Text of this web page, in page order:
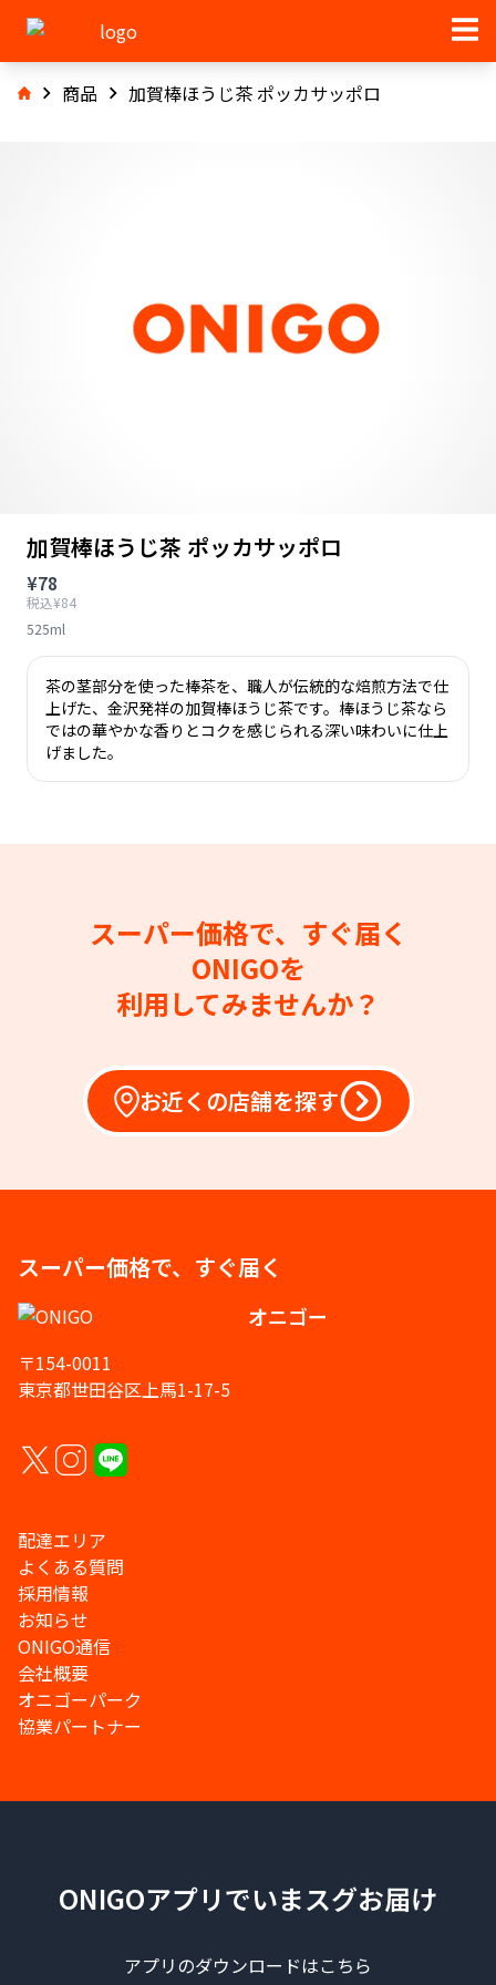
商品 加賀棒ほうじ茶 ポッカサッポロ
加賀棒ほうじ茶 ポッカサッポロ
¥78
税込¥84
525ml
茶の茎部分を使った棒茶を、職人が伝統的な焙煎方法で仕
上げた、金沢発祥の加賀棒ほうじ茶です。棒ほうじ茶なら
ではの華やかな香りとコクを感じられる深い味わいに仕上
げました。
スーパー価格で、すぐ届く
ONIGOを
利用してみませんか？
お近くの店舗を探す
スーパー価格で、すぐ届く
オニゴー
〒154-0011
東京都世田谷区上馬1-17-5
配達エリア
よくある質問
採用情報
お知らせ
ONIGO通信
会社概要
オニゴーパーク
協業パートナー
ONIGOアプリでいまスグお届け
アプリのダウンロードはこちら